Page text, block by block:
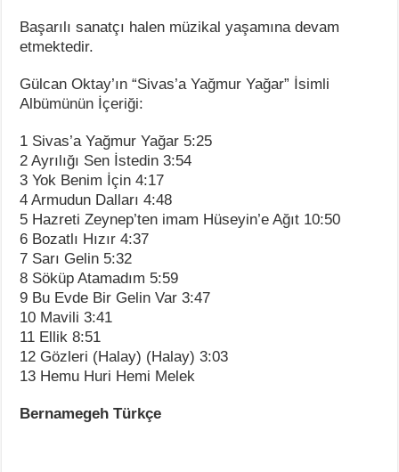
Başarılı sanatçı halen müzikal yaşamına devam
etmektedir.
Gülcan Oktay’ın “Sivas’a Yağmur Yağar” İsimli
Albümünün İçeriği:
1 Sivas’a Yağmur Yağar 5:25
2 Ayrılığı Sen İstedin 3:54
3 Yok Benim İçin 4:17
4 Armudun Dalları 4:48
5 Hazreti Zeynep’ten imam Hüseyin’e Ağıt 10:50
6 Bozatlı Hızır 4:37
7 Sarı Gelin 5:32
8 Söküp Atamadım 5:59
9 Bu Evde Bir Gelin Var 3:47
10 Mavili 3:41
11 Ellik 8:51
12 Gözleri (Halay) (Halay) 3:03
13 Hemu Huri Hemi Melek
Bernamegeh Türkçe